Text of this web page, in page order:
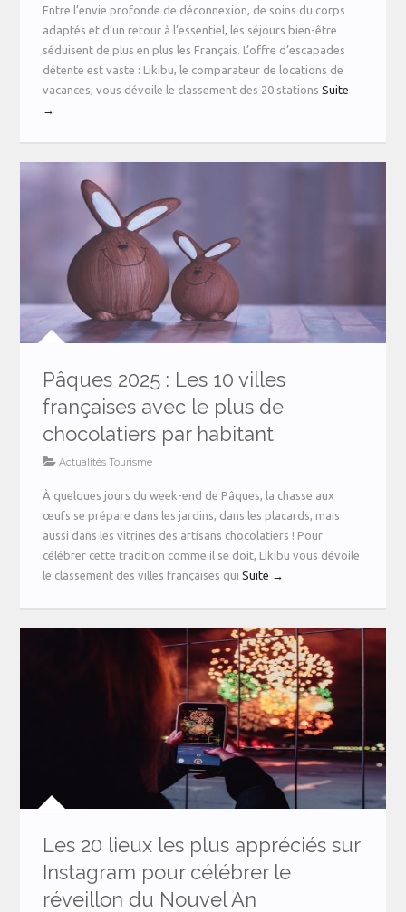
Entre l’envie profonde de déconnexion, de soins du corps
adaptés et d’un retour à l’essentiel, les séjours bien-être
séduisent de plus en plus les Français. L’offre d’escapades
détente est vaste : Likibu, le comparateur de locations de
vacances, vous dévoile le classement des 20 stationsSuite
→
Pâques 2025 : Les 10 villes
françaises avec le plus de
chocolatiers par habitant
Actualités Tourisme
À quelques jours du week-end de Pâques, la chasse aux
œufs se prépare dans les jardins, dans les placards, mais
aussi dans les vitrines des artisans chocolatiers ! Pour
célébrer cette tradition comme il se doit, Likibu vous dévoile
le classement des villes françaises quiSuite →
Les 20 lieux les plus appréciés sur
Instagram pour célébrer le
réveillon du Nouvel An